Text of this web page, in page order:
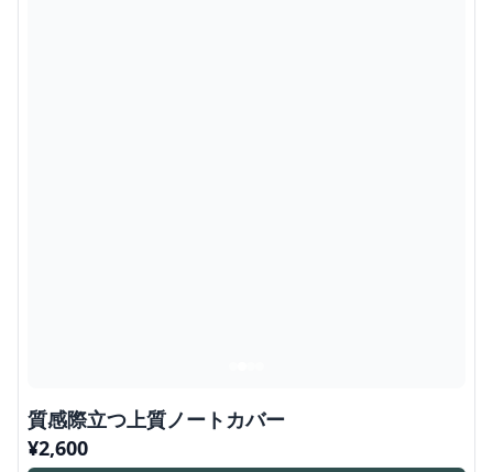
質感際立つ上質ノートカバー
¥2,600